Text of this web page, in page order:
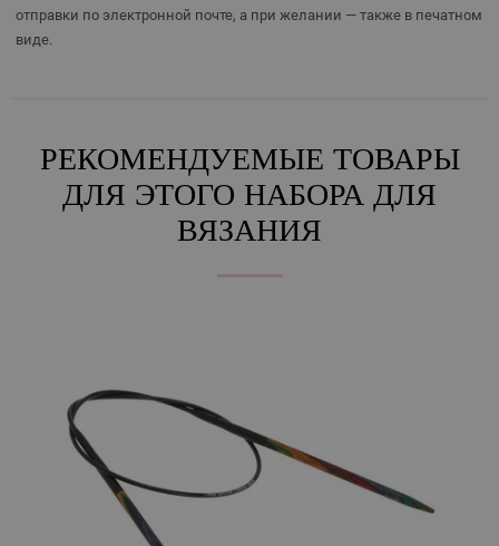
отправки по электронной почте, а при желании — также в печатном
виде.
РЕКОМЕНДУЕМЫЕ ТОВАРЫ
ДЛЯ ЭТОГО НАБОРА ДЛЯ
ВЯЗАНИЯ